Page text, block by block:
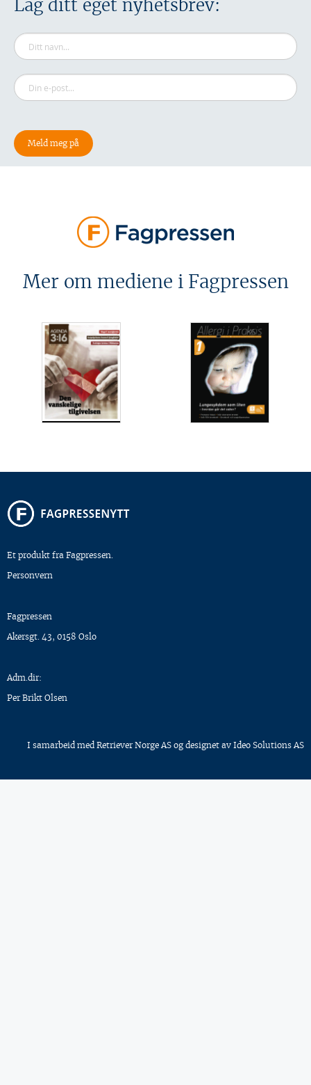
Lag ditt eget nyhetsbrev:
Mer om mediene i Fagpressen
Et produkt fra Fagpressen.
Personvern
Fagpressen
Akersgt. 43, 0158 Oslo
Adm.dir:
Per Brikt Olsen
I samarbeid med Retriever Norge AS og designet av Ideo Solutions AS